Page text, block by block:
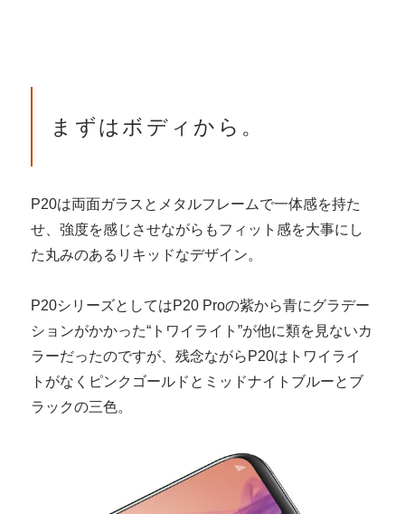
まずはボディから。
P20は両面ガラスとメタルフレームで一体感を持た
せ、強度を感じさせながらもフィット感を大事にし
た丸みのあるリキッドなデザイン。
P20シリーズとしてはP20 Proの紫から青にグラデー
ションがかかった“トワイライト”が他に類を見ないカ
ラーだったのですが、残念ながらP20はトワイライ
トがなくピンクゴールドとミッドナイトブルーとブ
ラックの三色。